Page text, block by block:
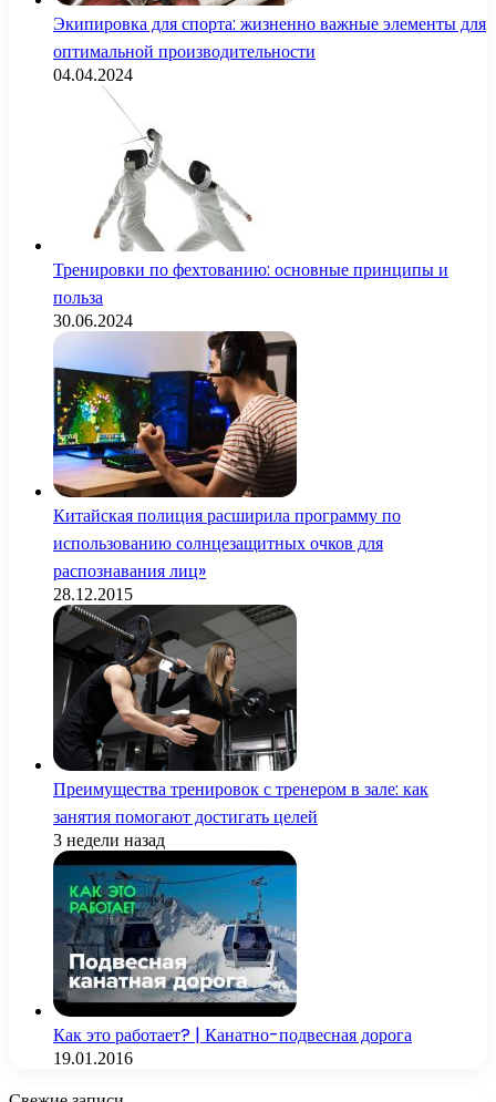
Экипировка для спорта: жизненно важные элементы для
оптимальной производительности
04.04.2024
Тренировки по фехтованию: основные принципы и
польза
30.06.2024
Китайская полиция расширила программу по
использованию солнцезащитных очков для
распознавания лиц»
28.12.2015
Преимущества тренировок с тренером в зале: как
занятия помогают достигать целей
3 недели назад
Как это работает? | Канатно-подвесная дорога
19.01.2016